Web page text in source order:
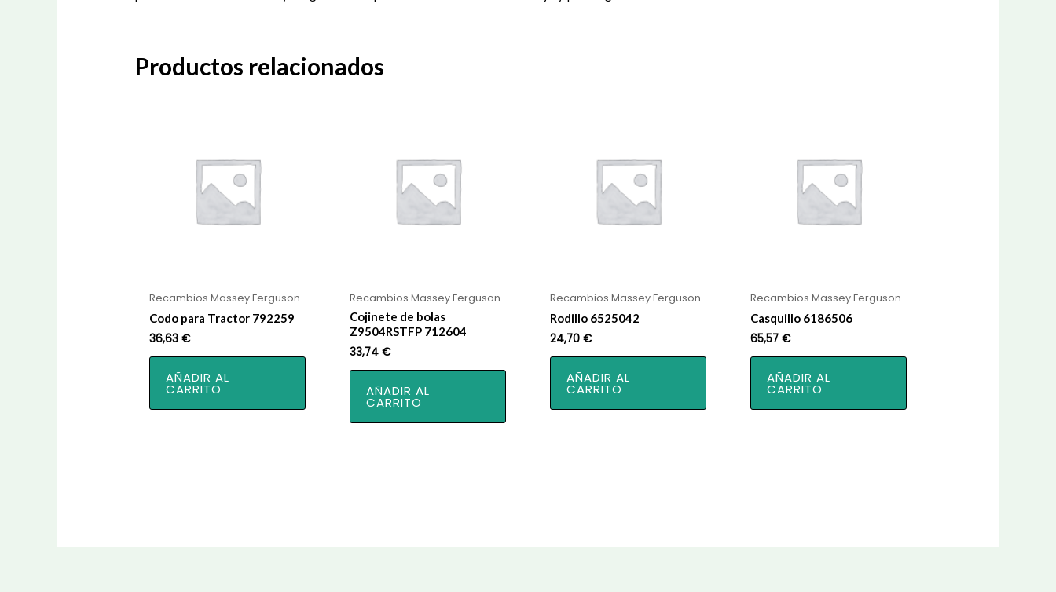
Productos relacionados
Recambios Massey Ferguson
Codo para Tractor 792259
36,63€
AÑADIR AL
CARRITO
Recambios Massey Ferguson
Cojinete de bolas
Z9504RSTFP 712604
33,74€
AÑADIR AL
CARRITO
Recambios Massey Ferguson
Rodillo 6525042
24,70 €
AÑADIR AL
CARRITO
Recambios Massey Ferguson
Casquillo 6186506
65,57 €
AÑADIR AL
CARRITO